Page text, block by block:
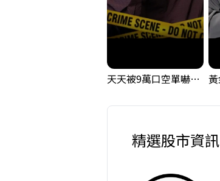
天天被9萬口空單嚇，其實你盯錯地方了｜Mr.Jimmy高志銘 #台股 #外資期貨 #融資
精選股市資訊